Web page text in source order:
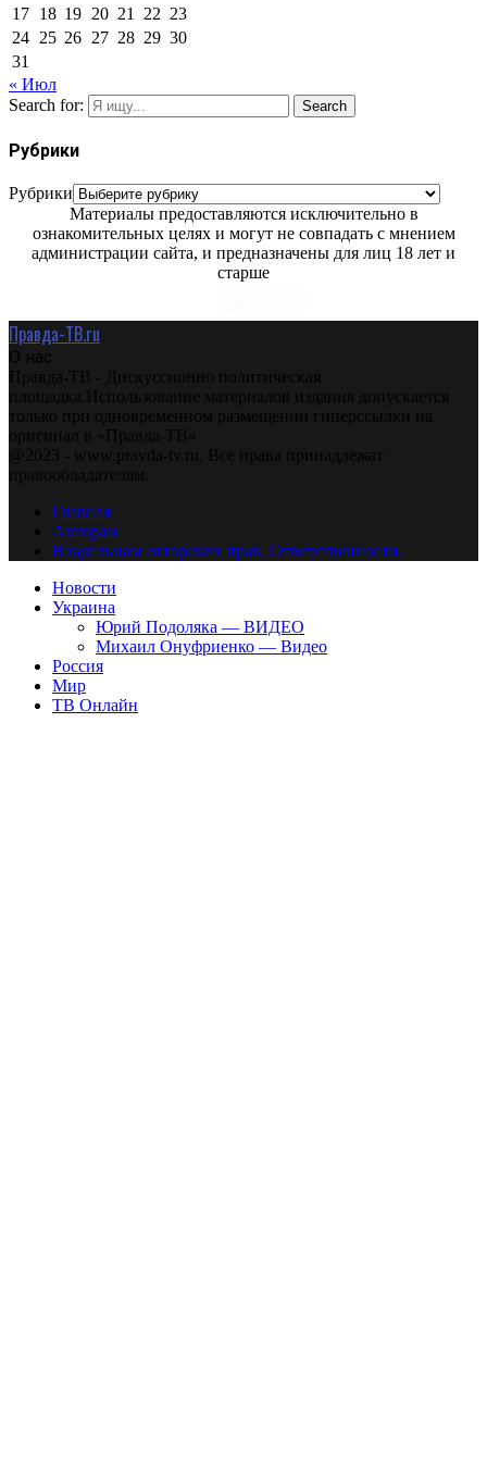
17 18 19 20 21 22 23
24 25 26 27 28 29 30
31
« Июл
Search for:
Search
Рубрики
Рубрики
Материалы предоставляются исключительно в
ознакомительных целях и могут не совпадать с мнением
администрации сайта, и предназначены для лиц 18 лет и
старше
Правда-ТВ.ru
О нас
Правда-ТВ - Дискуссионно политическая
площадка.Использование материалов издания допускается
только при одновременном размещении гиперссылки на
оригинал в «Правда-ТВ»
@2023 - www.pravda-tv.ru. Все права принадлежат
правообладателям.
Главная
Авторам
Владельцам авторских прав. Ответственности.
Новости
Украина
Юрий Подоляка — ВИДЕО
Михаил Онуфриенко — Видео
Россия
Мир
ТВ Онлайн